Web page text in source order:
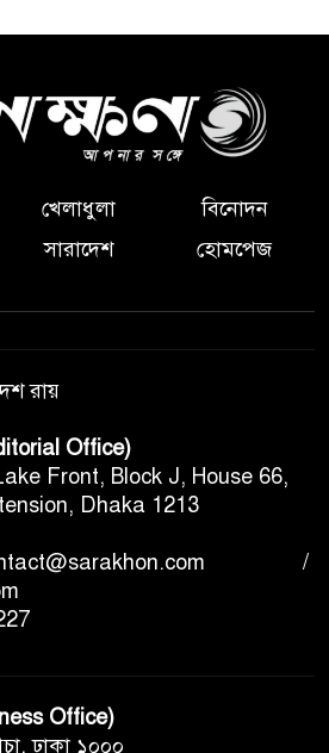
খেলাধুলা
বিনোদন
সারাদেশ হোমপেজ
রায়
Office)
Front, Block J, House 66,
Dhaka 1213
/
Office)
ঢাকা ১০০০